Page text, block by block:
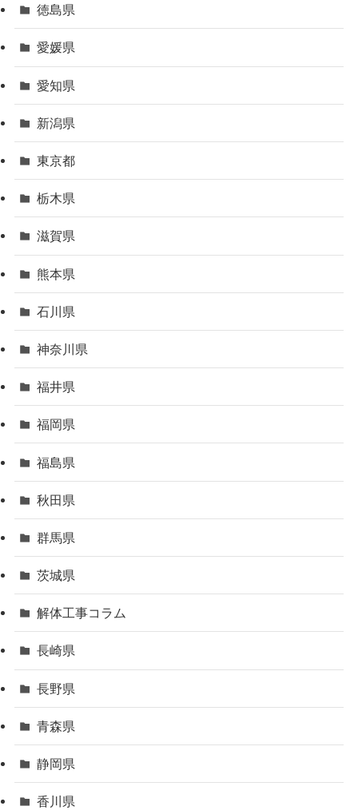
徳島県
愛媛県
愛知県
新潟県
東京都
栃木県
滋賀県
熊本県
石川県
神奈川県
福井県
福岡県
福島県
秋田県
群馬県
茨城県
解体工事コラム
長崎県
長野県
青森県
静岡県
香川県